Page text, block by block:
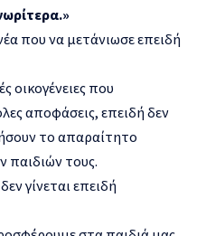
που να μετάνιωσε επειδή
οικογένειες που
αποφάσεις, επειδή δεν
το απαραίτητο
παιδιών τους.
γίνεται επειδή